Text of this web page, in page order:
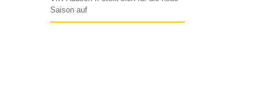
Saison auf